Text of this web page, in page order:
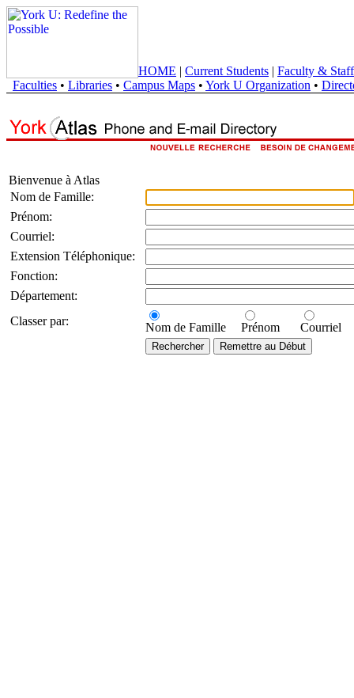
HOME | Current Students | Faculty & Staff
Faculties • Libraries • Campus Maps • York U Organization •
Bienvenue à Atlas
Nom de Famille:
Prénom:
Courriel:
Extension Téléphonique:
Fonction:
Département:
Classer par:
Nom de Famille Prénom Courriel